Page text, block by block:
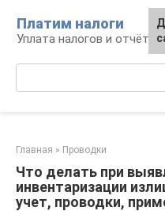
контенту
Платим налоги
Уплата налогов и
Главная » Проводки
Что делать при
инвентаризации
учет, проводки,